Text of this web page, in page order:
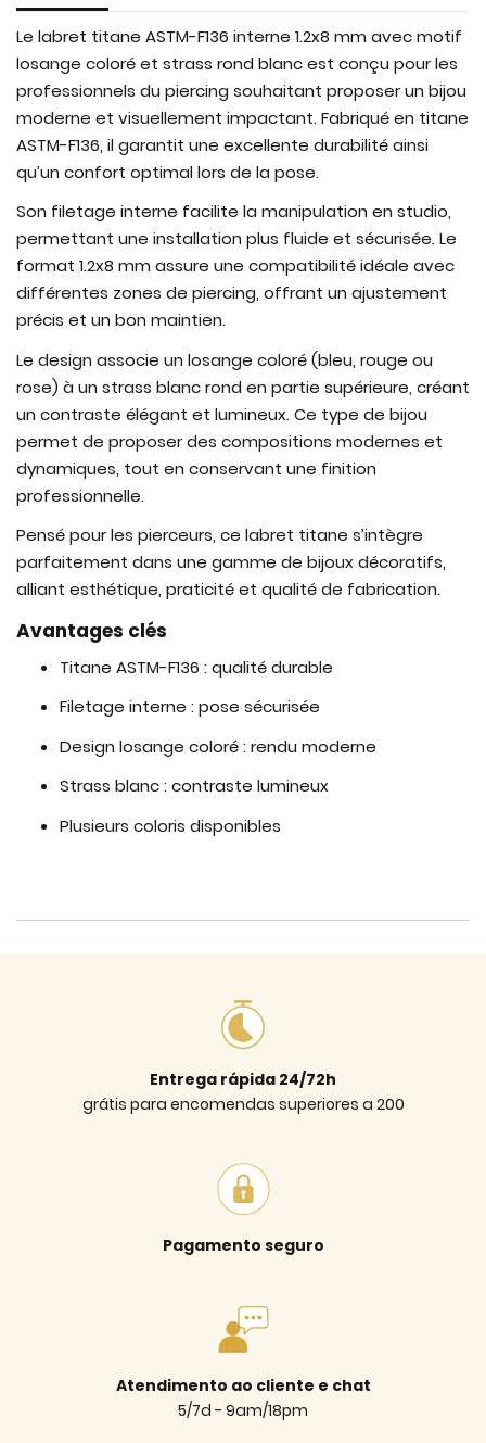
Le labret titane ASTM-F136 interne 1.2x8 mm avec motif
losange coloré et strass rond blanc est conçu pour les
professionnels du piercing souhaitant proposer un bijou
moderne et visuellement impactant. Fabriqué en titane
ASTM-F136, il garantit une excellente durabilité ainsi
qu’un confort optimal lors de la pose.
Son filetage interne facilite la manipulation en studio,
permettant une installation plus fluide et sécurisée. Le
format 1.2x8 mm assure une compatibilité idéale avec
différentes zones de piercing, offrant un ajustement
précis et un bon maintien.
Le design associe un losange coloré (bleu, rouge ou
rose) à un strass blanc rond en partie supérieure, créant
un contraste élégant et lumineux. Ce type de bijou
permet de proposer des compositions modernes et
dynamiques, tout en conservant une finition
professionnelle.
Pensé pour les pierceurs, ce labret titane s’intègre
parfaitement dans une gamme de bijoux décoratifs,
alliant esthétique, praticité et qualité de fabrication.
Avantages clés
Titane ASTM-F136 : qualité durable
Filetage interne : pose sécurisée
Design losange coloré : rendu moderne
Strass blanc : contraste lumineux
Plusieurs coloris disponibles
Entrega rápida 24/72h
grátis para encomendas superiores a 200
Pagamento seguro
Atendimento ao cliente e chat
5/7d - 9am/18pm